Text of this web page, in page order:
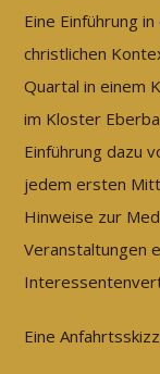
Eine Einführung
christlichen
Quartal in einem
im Kloster
Einführung dazu
jedem ersten
Hinweise zur
Veranstaltungen
Eine